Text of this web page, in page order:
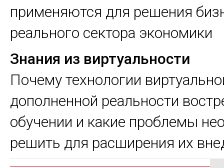
применяются для решения
реального сектора экономики
Знания из виртуальности
Почему технологии
дополненной реальности
обучении и какие проблемы
решить для расширения их